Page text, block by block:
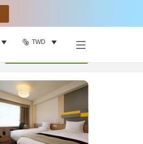
TWD